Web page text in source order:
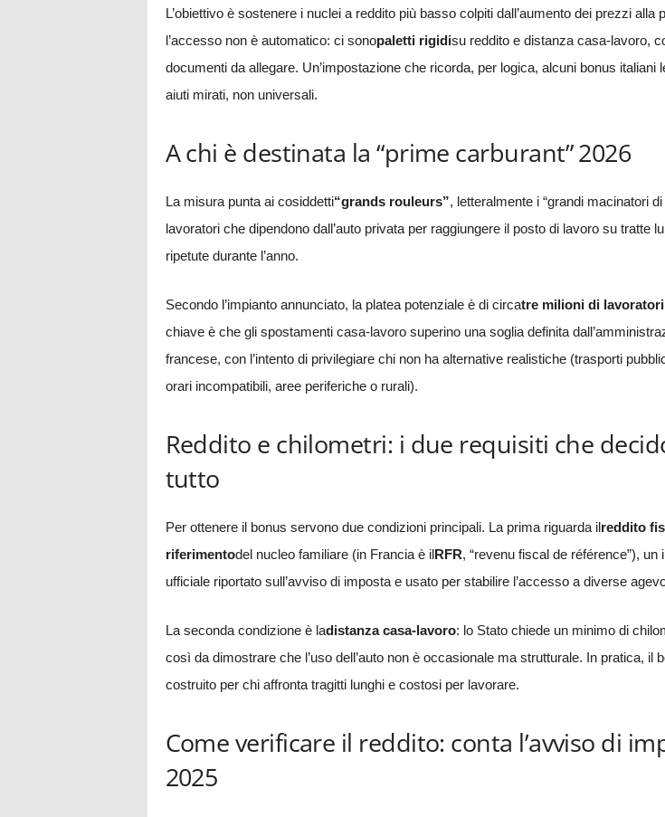
L’obiettivo è sostenere i nuclei a reddito più basso colpiti dall’aumento dei prezzi alla
l’accesso non è automatico: ci sonopaletti rigidisu reddito e distanza casa-lavoro,
documenti da allegare. Un’impostazione che ricorda, per logica, alcuni bonus italiani
aiuti mirati, non universali.
A chi è destinata la “prime carburant” 2026
La misura punta ai cosiddetti“grands rouleurs”, letteralmente i “grandi macinatori di
lavoratori che dipendono dall’auto privata per raggiungere il posto di lavoro su tratte
ripetute durante l’anno.
Secondo l’impianto annunciato, la platea potenziale è di circatre milioni di lavoratori
chiave è che gli spostamenti casa-lavoro superino una soglia definita
francese, con l’intento di privilegiare chi non ha alternative realistiche (trasporti
orari incompatibili, aree periferiche o rurali).
Reddito e chilometri: i due requisiti che
tutto
Per ottenere il bonus servono due condizioni principali. La prima riguarda ilreddito
riferimentodel nucleo familiare (in Francia è ilRFR, “revenu fiscal de référence”), un
ufficiale riportato sull’avviso di imposta e usato per stabilire l’accesso a diverse
La seconda condizione è ladistanza casa-lavoro: lo Stato chiede un minimo di
così da dimostrare che l’uso dell’auto non è occasionale ma strutturale. In pratica, il
costruito per chi affronta tragitti lunghi e costosi per lavorare.
Come verificare il reddito: conta l’avviso di
2025